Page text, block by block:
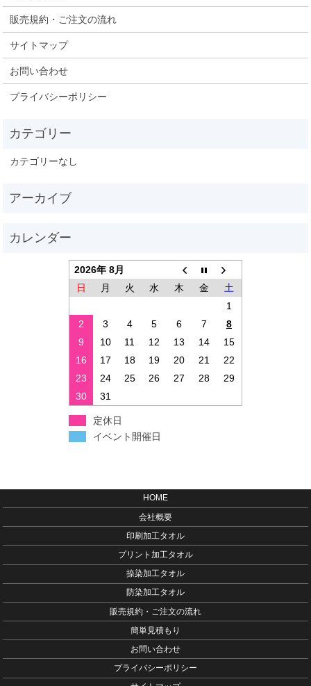
販売規約・ご注文の流れ
サイトマップ
お問い合わせ
プライバシーポリシー
カテゴリーなし
2026年 8月
日
月 火 水 木 金
土
1
2
3 4 5 6 7
8
9
10 11 12 13 14
15
16
17 18 19 20 21
22
23
24 25 26 27 28
29
30
31
定休日
イベント開催日
HOME
会社概要
印刷加工タオル
プリント加工タオル
捺染加工タオル
防染加工タオル
販売規約・ご注文の流れ
簡単見積もり
お問い合わせ
プライバシーポリシー